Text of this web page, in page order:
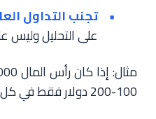
تجنب التداول
على التحليل وليس
100-200 دولار فقط في كل صفقة.